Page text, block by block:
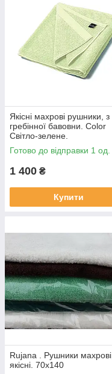
Якісні махрові рушники, з
гребінної бавовни. Color
Світло-зелене.
Готово до відправки 1 од.
1 400 ₴
Купити
Rujana . Рушники махрові,
якісні. 70х140